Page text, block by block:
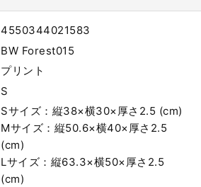
4550344021583
BW Forest015
プリント
S
Sサイズ：縦38×横30×厚さ2.5 (cm)
Mサイズ：縦50.6×横40×厚さ2.5
(cm)
Lサイズ：縦63.3×横50×厚さ2.5
(cm)